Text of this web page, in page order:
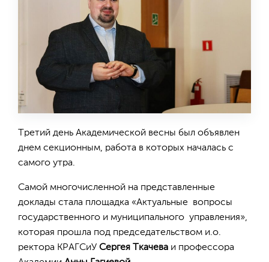
Третий день Академической весны был объявлен
днем секционным, работа в которых началась с
самого утра.
Самой многочисленной на представленные
доклады стала площадка «Актуальные вопросы
государственного и муниципального управления»,
которая прошла под председательством и.о.
ректора КРАГСиУ Сергея Ткачева и профессора